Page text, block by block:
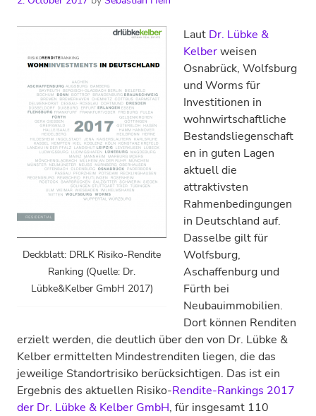
Deckblatt: DRLK Risiko-Rendite
Ranking (Quelle: Dr.
Lübke&Kelber GmbH 2017)
Laut Dr. Lübke &
Kelberweisen
Osnabrück, Wolfsburg
und Worms für
Investitionen in
wohnwirtschaftliche
Bestandsliegenschaft
en in guten Lagen
aktuell die
attraktivsten
Rahmenbedingungen
in Deutschland auf.
Dasselbe gilt für
Wolfsburg,
Aschaffenburg und
Fürth bei
Neubauimmobilien.
Dort können Renditen
erzielt werden, die deutlich über den von Dr. Lübke &
Kelber ermittelten Mindestrenditen liegen, die das
jeweilige Standortrisiko berücksichtigen. Das ist ein
Ergebnis des aktuellen Risiko-Rendite-Rankings 2017
der Dr. Lübke & Kelber GmbH, für insgesamt 110